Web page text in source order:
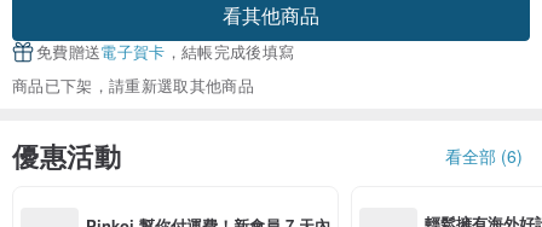
看其他商品
免費贈送電子賀卡 ，結帳完成後填寫
商品已下架，請重新選取其他商品
優惠活動 看全部 (6)